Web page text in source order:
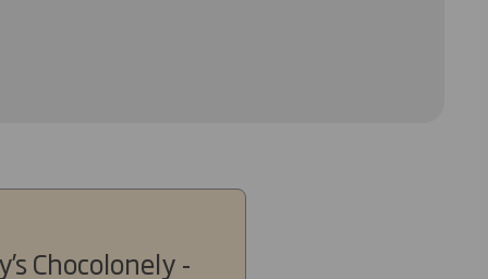
Chocolonely -